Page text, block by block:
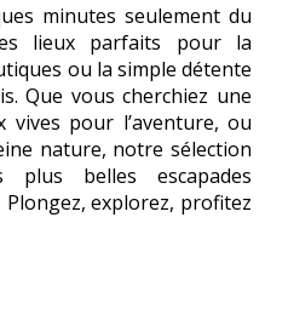
minutes seulement du
lieux parfaits pour la
ou la simple détente
Que vous cherchiez une
vives pour l’aventure, ou
nature, notre sélection
belles escapades
explorez, profitez